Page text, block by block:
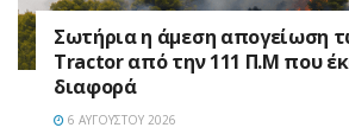
Σωτήρια η άμεση απογείωση
Tractor από την 111 Π.M που
διαφορά
6 ΑΥΓΟΎΣΤΟΥ 2026